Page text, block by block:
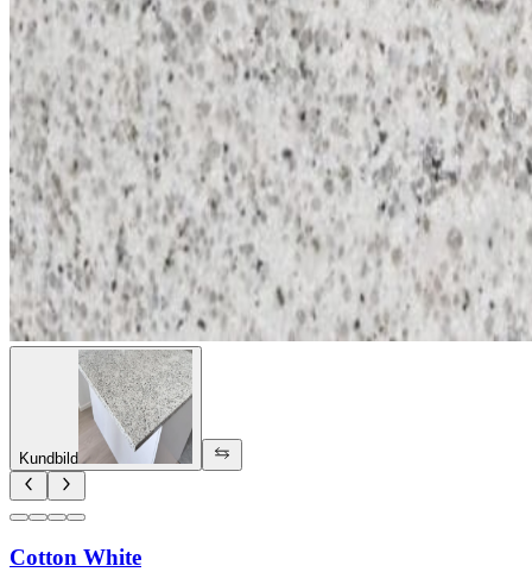
Kundbild
Cotton White